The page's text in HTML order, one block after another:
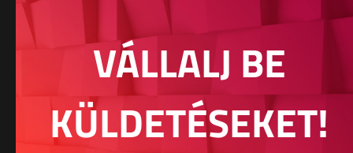
VÁLLALJ BE
KÜLDETÉSEKET!